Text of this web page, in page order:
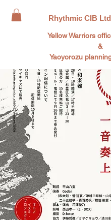
Rhythmic CIB
Yellow Warriors
&
Yaoyorozu